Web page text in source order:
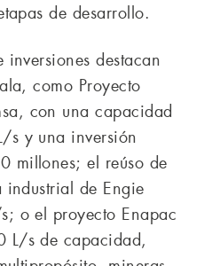
de desarrollo.
destacan
como Proyecto
con una capacidad
s y una inversión
millones; el reúso de
industrial de Engie
o el proyecto Enapac
L/s de capacidad,